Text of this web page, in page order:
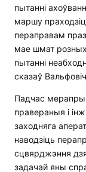
пытанні
маршу
пераправам
мае шмат
пытанні
сказаў
Падчас
правераныя і
заходняга
наводзіць
сцвярджэння
задачай яны